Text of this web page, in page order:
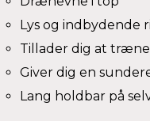
Lys og indbydende
Tillader dig at
Giver dig en
Lang holdbar på